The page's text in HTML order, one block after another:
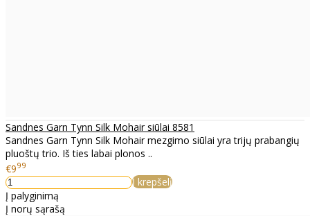
Sandnes Garn Tynn Silk Mohair siūlai 8581
Sandnes Garn Tynn Silk Mohair mezgimo siūlai yra trijų prabangių
pluoštų trio. Iš ties labai plonos ..
€999
Į krepšelį
Į palyginimą
Į norų sąrašą